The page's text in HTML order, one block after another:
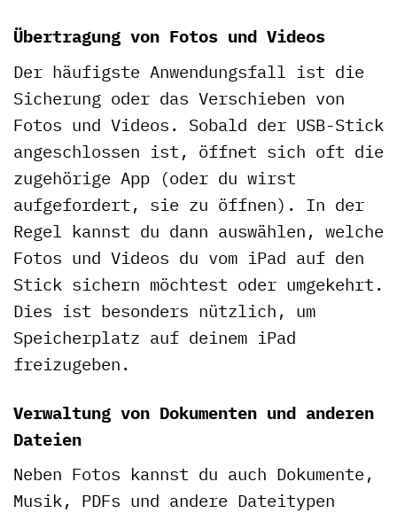
Übertragung von Fotos und Videos
Der häufigste Anwendungsfall ist die
Sicherung oder das Verschieben von
Fotos und Videos. Sobald der USB-Stick
angeschlossen ist, öffnet sich oft die
zugehörige App (oder du wirst
aufgefordert, sie zu öffnen). In der
Regel kannst du dann auswählen, welche
Fotos und Videos du vom iPad auf den
Stick sichern möchtest oder umgekehrt.
Dies ist besonders nützlich, um
Speicherplatz auf deinem iPad
freizugeben.
Verwaltung von Dokumenten und anderen
Dateien
Neben Fotos kannst du auch Dokumente,
Musik, PDFs und andere Dateitypen